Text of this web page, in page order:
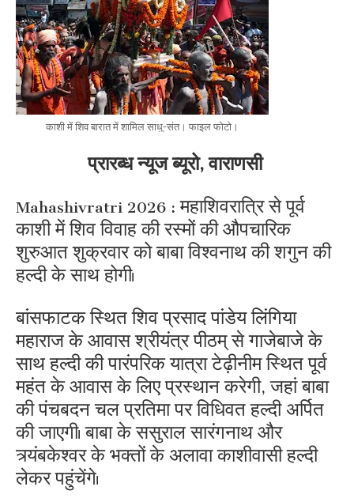
काशी में शिव बारात में शामिल साधु-संत। फाइल फोटो।
प्रारब्ध न्यूज ब्यूरो, वाराणसी
Mahashivratri 2026 : महाशिवरात्रि से पूर्व
काशी में शिव विवाह की रस्मों की औपचारिक
शुरुआत शुक्रवार को बाबा विश्वनाथ की शगुन की
हल्दी के साथ होगी।
बांसफाटक स्थित शिव प्रसाद पांडेय लिंगिया
महाराज के आवास श्रीयंत्र पीठम् से गाजेबाजे के
साथ हल्दी की पारंपरिक यात्रा टेढ़ीनीम स्थित पूर्व
महंत के आवास के लिए प्रस्थान करेगी, जहां बाबा
की पंचबदन चल प्रतिमा पर विधिवत हल्दी अर्पित
की जाएगी। बाबा के ससुराल सारंगनाथ और
त्र्यंबकेश्वर के भक्तों के अलावा काशीवासी हल्दी
लेकर पहुंचेंगे।